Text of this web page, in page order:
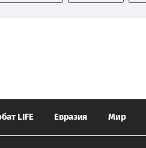
LIFE Евразия Мир